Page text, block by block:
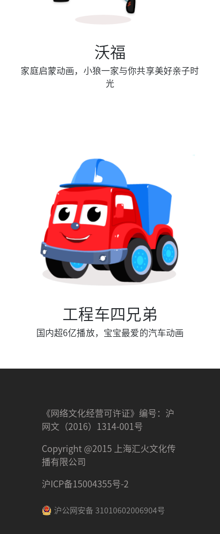
沃福
家庭启蒙动画，小狼一家与你共享美好亲子时
光
工程车四兄弟
国内超6亿播放，宝宝最爱的汽车动画
《网络文化经营可许证》编号：沪
网文（2016）1314-001号
Copyright @2015 上海汇火文化传
播有限公司
沪ICP备15004355号-2
沪公网安备 31010602006904号